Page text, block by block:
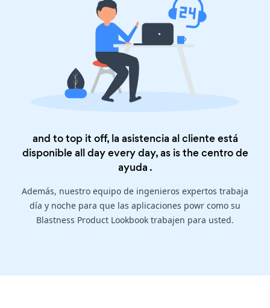
and to top it off, la asistencia al cliente está
disponible all day every day, as is thecentro de
ayuda .
Además, nuestro equipo de ingenieros expertos trabaja
día y noche para que las aplicaciones powr como su
Blastness Product Lookbook trabajen para usted.